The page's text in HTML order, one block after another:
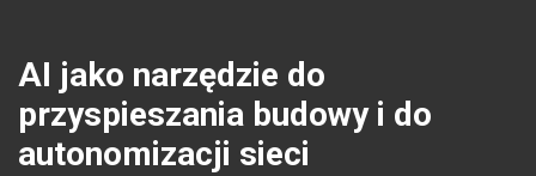
AI jako narzędzie do
przyspieszania budowy i do
autonomizacji sieci